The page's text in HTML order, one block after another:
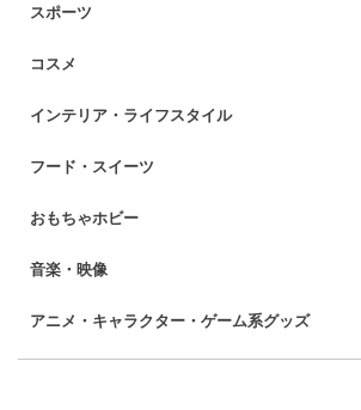
スポーツ
コスメ
インテリア・ライフスタイル
フード・スイーツ
おもちゃホビー
音楽・映像
アニメ・キャラクター・ゲーム系グッズ